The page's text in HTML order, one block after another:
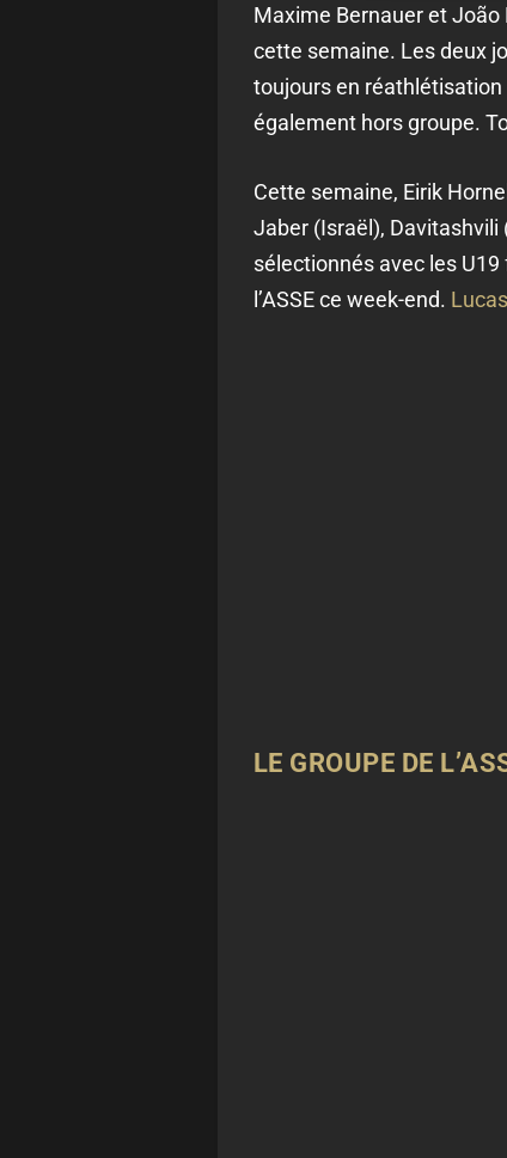
Maxime Bernauer et João
cette semaine. Les deux
toujours en
également hors groupe.
Cette semaine, Eirik
Jaber (Israël), Davitashvili
sélectionnés avec les
l’ASSE ce week-end.
LE GROUPE DE